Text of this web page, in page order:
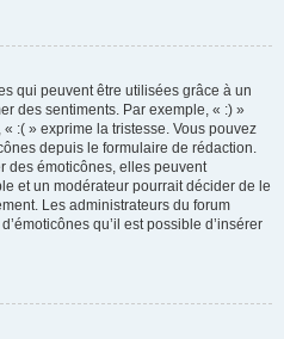
qui peuvent être utilisées grâce à un
des sentiments. Par exemple, « :) »
:( » exprime la tristesse. Vous pouvez
depuis le formulaire de rédaction.
des émoticônes, elles peuvent
et un modérateur pourrait décider de le
Les administrateurs du forum
qu’il est possible d’insérer